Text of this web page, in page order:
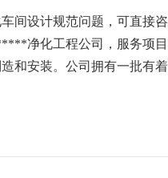
设计规范问题，可直接
净化工程公司，服务项
和安装。公司拥有一批有